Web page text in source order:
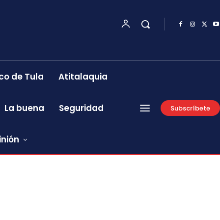
de Tula Atitalaquia
La buena Seguridad Subscríbete